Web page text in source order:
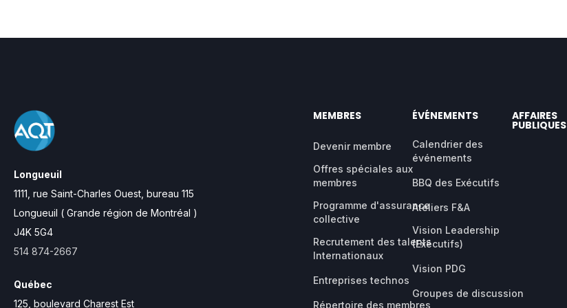
Longueuil
1111, rue Saint-Charles Ouest, bureau 115
Longueuil ( Grande région de Montréal )
J4K 5G4
514 874-2667
Québec
125, boulevard Charest Est
MEMBRES
Devenir membre
Offres spéciales aux
membres
Programme d'assurance
collective
Recrutement des talents
Internationaux
Entreprises technos
Répertoire des membres
ÉVÉNEMENTS
Calendrier des
événements
BBQ des Exécutifs
Ateliers F&A
Vision Leadership
(Exécutifs)
Vision PDG
Groupes de discussion
AFFAIRES
PUBLIQUES